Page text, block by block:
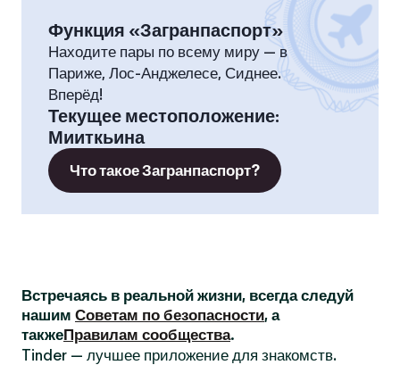
Функция «Загранпаспорт»
Находите пары по всему миру — в
Париже, Лос-Анджелесе, Сиднее.
Вперёд!
Текущее местоположение:
Мииткьина
Что такое Загранпаспорт?
Встречаясь в реальной жизни, всегда следуй
нашим Советам по безопасности, а
такжеПравилам сообщества.
Tinder — лучшее приложение для знакомств.